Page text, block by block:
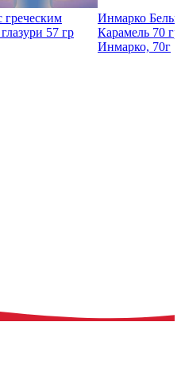
57 гр
Инмарко
Карамель 70 гр
Инмарко, 70г